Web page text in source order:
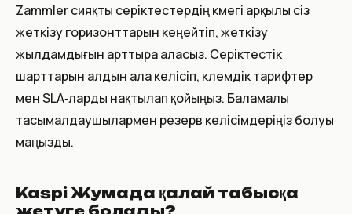
Zammler сияқты серіктестердің көмегі арқылы сіз
жеткізу горизонттарын кеңейтіп, жеткізу
жылдамдығын арттыра аласыз. Серіктестік
шарттарын алдын ала келісіп, көлемдік тарифтер
мен SLA‑ларды нақтылап қойыңыз. Баламалы
тасымалдаушылармен резерв келісімдеріңіз болуы
маңызды.
Kaspi Жумада қалай табысқа
жетуге болады?